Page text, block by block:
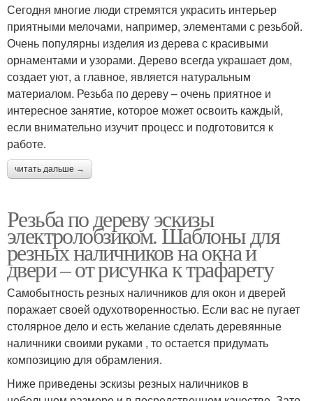
Сегодня многие люди стремятся украсить интерьер
приятными мелочами, например, элементами с резьбой.
Очень популярны изделия из дерева с красивыми
орнаментами и узорами. Дерево всегда украшает дом,
создает уют, а главное, является натуральным
материалом. Резьба по дереву – очень приятное и
интересное занятие, которое может освоить каждый,
если внимательно изучит процесс и подготовится к
работе.
читать дальше →
Резьба по дереву эскизы
электролобзиком. Шаблоны для
резных наличников на окна и
двери – от рисунка к трафарету
Самобытность резных наличников для окон и дверей
поражает своей одухотворенностью. Если вас не пугает
столярное дело и есть желание сделать деревянные
наличники своими руками , то остается придумать
композицию для обрамления.
Ниже приведены эскизы резных наличников в